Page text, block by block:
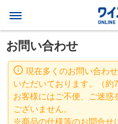
お問い合わせ
現在多くのお問い合わ
いただいております。（約7
お客様にはご不便、ご迷惑
ございません。
※商品の仕様等のお問合せ